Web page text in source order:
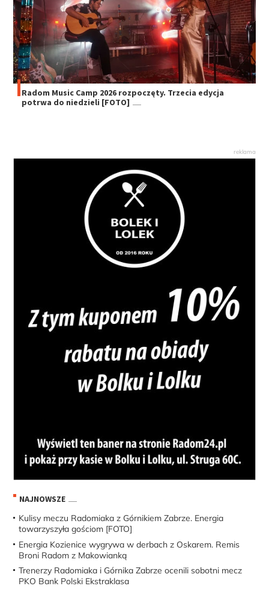
Radom Music Camp 2026 rozpoczęty. Trzecia edycja
potrwa do niedzieli [FOTO]
NAJNOWSZE
Kulisy meczu Radomiaka z Górnikiem Zabrze. Energia
towarzyszyła gościom [FOTO]
Energia Kozienice wygrywa w derbach z Oskarem. Remis
Broni Radom z Makowianką
Trenerzy Radomiaka i Górnika Zabrze ocenili sobotni mecz
PKO Bank Polski Ekstraklasa